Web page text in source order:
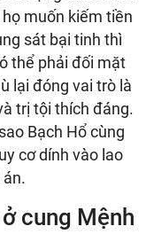
muốn kiếm tiền
sát bại tinh thì
thể phải đối mặt
lại đóng vai trò là
trị tội thích đáng.
Bạch Hổ cùng
cơ dính vào lao
cung Mệnh